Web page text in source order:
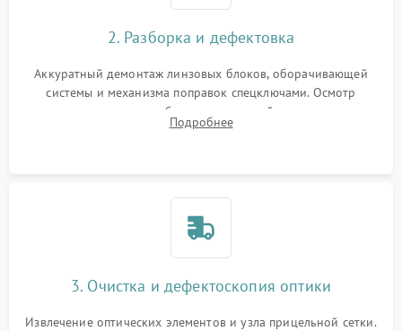
2. Разборка и дефектовка
Аккуратный демонтаж линзовых блоков, оборачивающей
системы и механизма поправок спецключами. Осмотр
внутренних резьбовых соединений, пружин и
уплотнительных колец. Поиск причин люфта, смещения
Подробнее
3. Очистка и дефектоскопия оптики
Извлечение оптических элементов и узла прицельной сетки.